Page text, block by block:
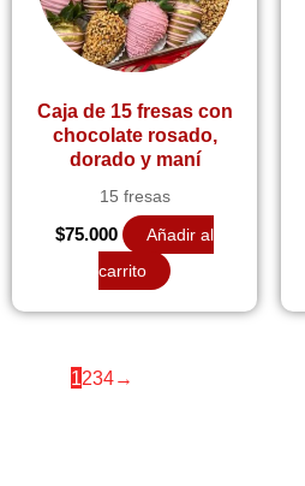
Caja de 15 fresas con
chocolate rosado,
dorado y maní
15 fresas
$75.000
Añadir al
carrito
1234→